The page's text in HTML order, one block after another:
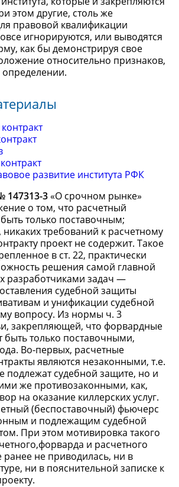
этом другие, столь же
правовой квалификации
игнорируются, или выводятся
как бы демонстрируя свое
относительно признаков,
развитие института РФК
147313-3«О срочном рынке»
о том, что расчетный
только поставочным;
никаких требований к расчетному
проект не содержит. Такое
в ст. 22, практически
решения самой главной
разработчиками задач —
судебной защиты
и унификации судебной
вопросу. Из нормы ч. 3
закрепляющей, что форвардные
быть только поставочными,
Во-первых, расчетные
являются незаконными, т.е.
подлежат судебной защите, но и
же противозаконными, как,
на оказание киллерских услуг.
(беспоставочный) фьючерс
и подлежащим судебной
При этом мотивировка такого
и расчетного
не приводилась, ни в
ни в пояснительной записке к